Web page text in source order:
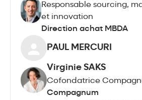
Responsable sourcing,
et innovation
Direction achat MBDA
PAUL MERCURI
Virginie SAKS
Cofondatrice
Compagnum